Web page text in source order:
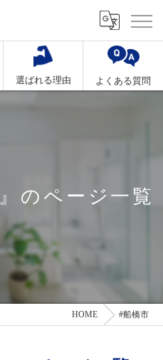
選ばれる理由 よくある質問
のページ一覧
HOME #船橋市